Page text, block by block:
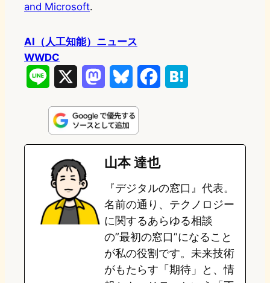
and Microsoft.
AI（人工知能）ニュース
WWDC
n
e
s
t
o
o
n
u
e
s
k
e
b
o
o
k
e
a
山本 達也
『デジタルの窓口』代表。
名前の通り、テクノロジー
に関するあらゆる相談
の”最初の窓口”になること
が私の役割です。未来技術
がもたらす「期待」と、情